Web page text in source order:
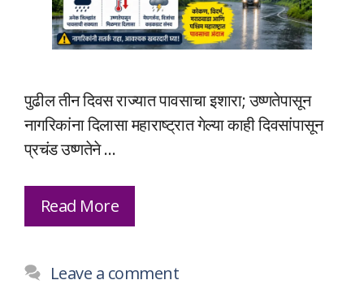
पुढील तीन दिवस राज्यात पावसाचा इशारा; उष्णतेपासून
नागरिकांना दिलासा महाराष्ट्रात गेल्या काही दिवसांपासून
प्रचंड उष्णतेने …
Read More
Leave a comment